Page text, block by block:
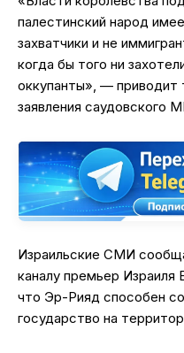
палестинский народ
захватчики и не
когда бы того ни
оккупанты», — приводит
заявления саудовского
Израильские СМИ
каналу премьер Израиля
что Эр-Рияд способен
государство на